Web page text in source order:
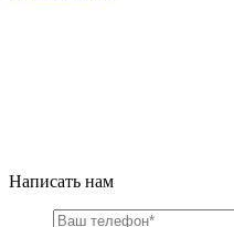
Написать нам